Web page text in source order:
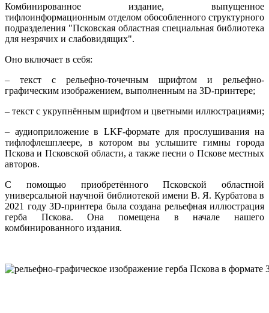
Комбинированное издание, выпущенное
тифлоинформационным отделом обособленного структурного
подразделения "Псковская областная специальная библиотека
для незрячих и слабовидящих".
Оно включает в себя:
– текст с рельефно-точечным шрифтом и рельефно-
графическим изображением, выполненным на 3D-принтере;
– текст с укрупнённым шрифтом и цветными иллюстрациями;
– аудиоприложение в LKF-формате для прослушивания на
тифлофлешплеере, в котором вы услышите гимны города
Пскова и Псковской области, а также песни о Пскове местных
авторов.
С помощью приобретённого Псковской областной
универсальной научной библиотекой имени В. Я. Курбатова в
2021 году 3D-принтера была создана рельефная иллюстрация
герба Пскова. Она помещена в начале нашего
комбинированного издания.